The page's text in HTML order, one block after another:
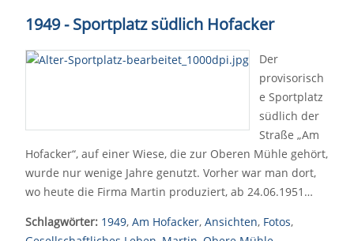
1949 - Sportplatz südlich Hofacker
Der
provisorisch
e Sportplatz
südlich der
Straße „Am
Hofacker“, auf einer Wiese, die zur Oberen Mühle gehört,
wurde nur wenige Jahre genutzt. Vorher war man dort,
wo heute die Firma Martin produziert, ab 24.06.1951…
Schlagwörter: 1949, Am Hofacker, Ansichten, Fotos,